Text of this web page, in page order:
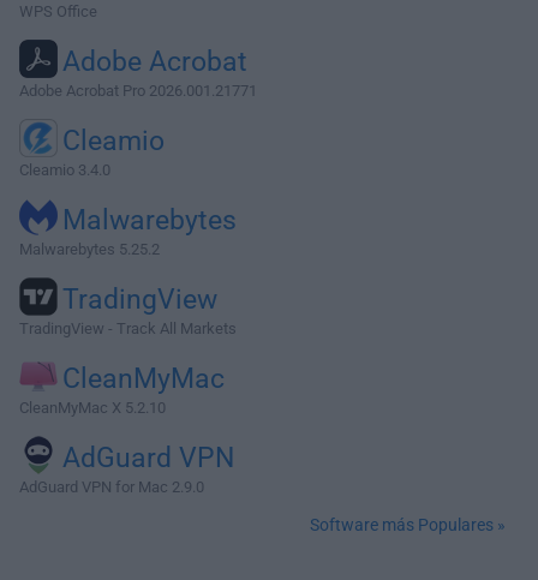
WPS Office
Adobe Acrobat
Adobe Acrobat Pro 2026.001.21771
Cleamio
Cleamio 3.4.0
Malwarebytes
Malwarebytes 5.25.2
TradingView
TradingView - Track All Markets
CleanMyMac
CleanMyMac X 5.2.10
AdGuard VPN
AdGuard VPN for Mac 2.9.0
Software más Populares »